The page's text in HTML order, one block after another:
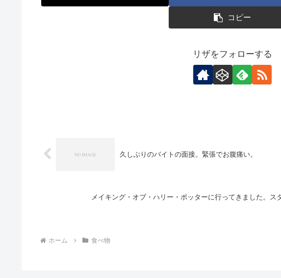
コピー
リザをフォローする
久しぶりのバイトの面接。緊張でお腹痛い。
メイキング・オブ・ハリー・ポッターに行ってきました。ス
ホーム 食べ物